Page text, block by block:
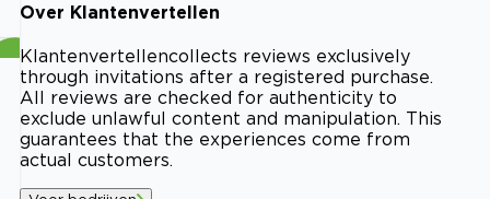
Over Klantenvertellen
Klantenvertellencollects reviews exclusively
through invitations after a registered purchase.
All reviews are checked for authenticity to
exclude unlawful content and manipulation. This
guarantees that the experiences come from
actual customers.